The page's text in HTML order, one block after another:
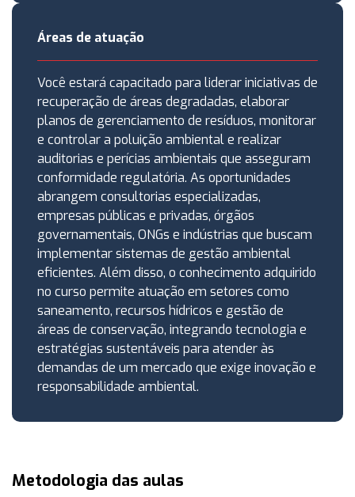
Áreas de atuação
Você estará capacitado para liderar iniciativas de
recuperação de áreas degradadas, elaborar
planos de gerenciamento de resíduos, monitorar
e controlar a poluição ambiental e realizar
auditorias e perícias ambientais que asseguram
conformidade regulatória. As oportunidades
abrangem consultorias especializadas,
empresas públicas e privadas, órgãos
governamentais, ONGs e indústrias que buscam
implementar sistemas de gestão ambiental
eficientes. Além disso, o conhecimento adquirido
no curso permite atuação em setores como
saneamento, recursos hídricos e gestão de
áreas de conservação, integrando tecnologia e
estratégias sustentáveis para atender às
demandas de um mercado que exige inovação e
responsabilidade ambiental.
Metodologia das aulas